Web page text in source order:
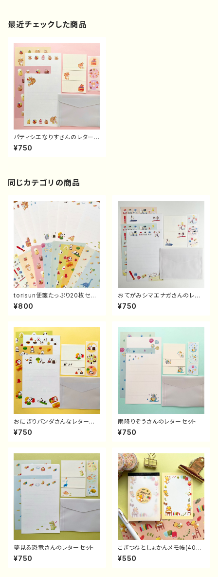
最近チェックした商品
パティシエなりすさんのレターセ
ット
¥750
同じカテゴリの商品
torisun便箋たっぷり20枚セット
（便箋のみ）
¥800
おてがみシマエナガさんのレタ
ーセット
¥750
おにぎりパンダさんなレターセッ
ト
¥750
雨降りぞうさんのレターセット
¥750
夢見る恐竜さんのレターセット
¥750
こぎつねとしょかんメモ帳(40
枚)
¥550